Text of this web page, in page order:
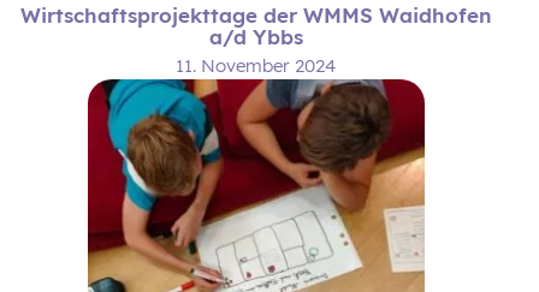
Wirtschaftsprojekttage der WMMS Waidhofen
a/d Ybbs
11. November 2024